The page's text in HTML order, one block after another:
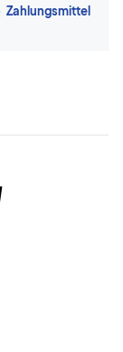
Zahlungsmittel